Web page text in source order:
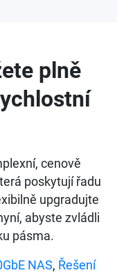
plně
cenově
poskytují řadu
upgradujte
abyste zvládli
pásma.
NAS, Řešení